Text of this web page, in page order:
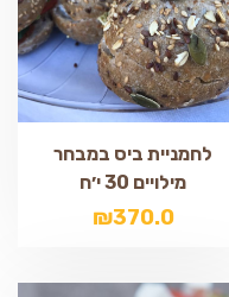
לחמניית ביס במבחר
מילויים 30 י׳ח
₪370.0